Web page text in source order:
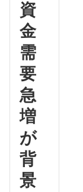
資
金
需
要
急
増
が
背
景